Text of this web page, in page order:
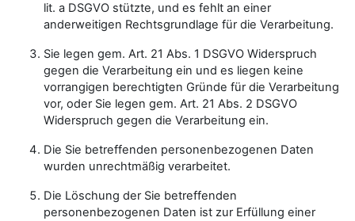
lit. a DSGVO stützte, und es fehlt an einer
anderweitigen Rechtsgrundlage für die Verarbeitung.
Sie legen gem. Art. 21 Abs. 1 DSGVO Widerspruch
gegen die Verarbeitung ein und es liegen keine
vorrangigen berechtigten Gründe für die Verarbeitung
vor, oder Sie legen gem. Art. 21 Abs. 2 DSGVO
Widerspruch gegen die Verarbeitung ein.
Die Sie betreffenden personenbezogenen Daten
wurden unrechtmäßig verarbeitet.
Die Löschung der Sie betreffenden
personenbezogenen Daten ist zur Erfüllung einer